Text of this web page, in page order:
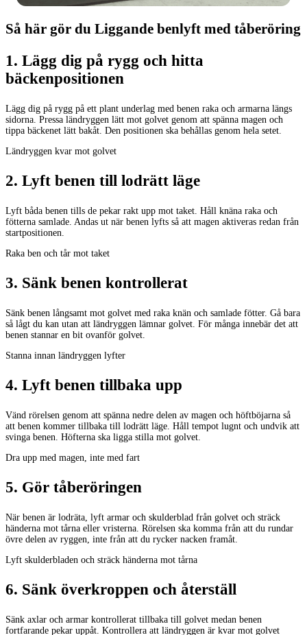
Så här gör du Liggande benlyft med tåberöring
1. Lägg dig på rygg och hitta
bäckenpositionen
Lägg dig på rygg på ett plant underlag med benen raka och armarna längs
sidorna. Pressa ländryggen lätt mot golvet genom att spänna magen och
tippa bäckenet lätt bakåt. Den positionen ska behållas genom hela setet.
Ländryggen kvar mot golvet
2. Lyft benen till lodrätt läge
Lyft båda benen tills de pekar rakt upp mot taket. Håll knäna raka och
fötterna samlade. Andas ut när benen lyfts så att magen aktiveras redan från
startpositionen.
Raka ben och tår mot taket
3. Sänk benen kontrollerat
Sänk benen långsamt mot golvet med raka knän och samlade fötter. Gå bara
så lågt du kan utan att ländryggen lämnar golvet. För många innebär det att
benen stannar en bit ovanför golvet.
Stanna innan ländryggen lyfter
4. Lyft benen tillbaka upp
Vänd rörelsen genom att spänna nedre delen av magen och höftböjarna så
att benen kommer tillbaka till lodrätt läge. Håll tempot lugnt och undvik att
svinga benen. Höfterna ska ligga stilla mot golvet.
Dra upp med magen, inte med fart
5. Gör tåberöringen
När benen är lodräta, lyft armar och skulderblad från golvet och sträck
händerna mot tårna eller vristerna. Rörelsen ska komma från att du rundar
övre delen av ryggen, inte från att du rycker nacken framåt.
Lyft skulderbladen och sträck händerna mot tårna
6. Sänk överkroppen och återställ
Sänk axlar och armar kontrollerat tillbaka till golvet medan benen
fortfarande pekar uppåt. Kontrollera att ländryggen är kvar mot golvet